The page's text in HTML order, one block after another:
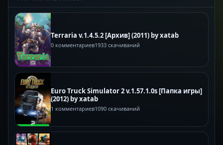
Terraria v.1.4.5.2 [Архив] (2011) by xatab
0 комментариев1933 скачиваний
Euro Truck Simulator 2 v.1.57.1.0s [Папка игры]
(2012) by xatab
1 комментариев1090 скачиваний